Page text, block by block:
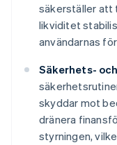
säkerställer att
likviditet
användarnas
Säkerhets-
skyddar mot
dränera
styrningen,